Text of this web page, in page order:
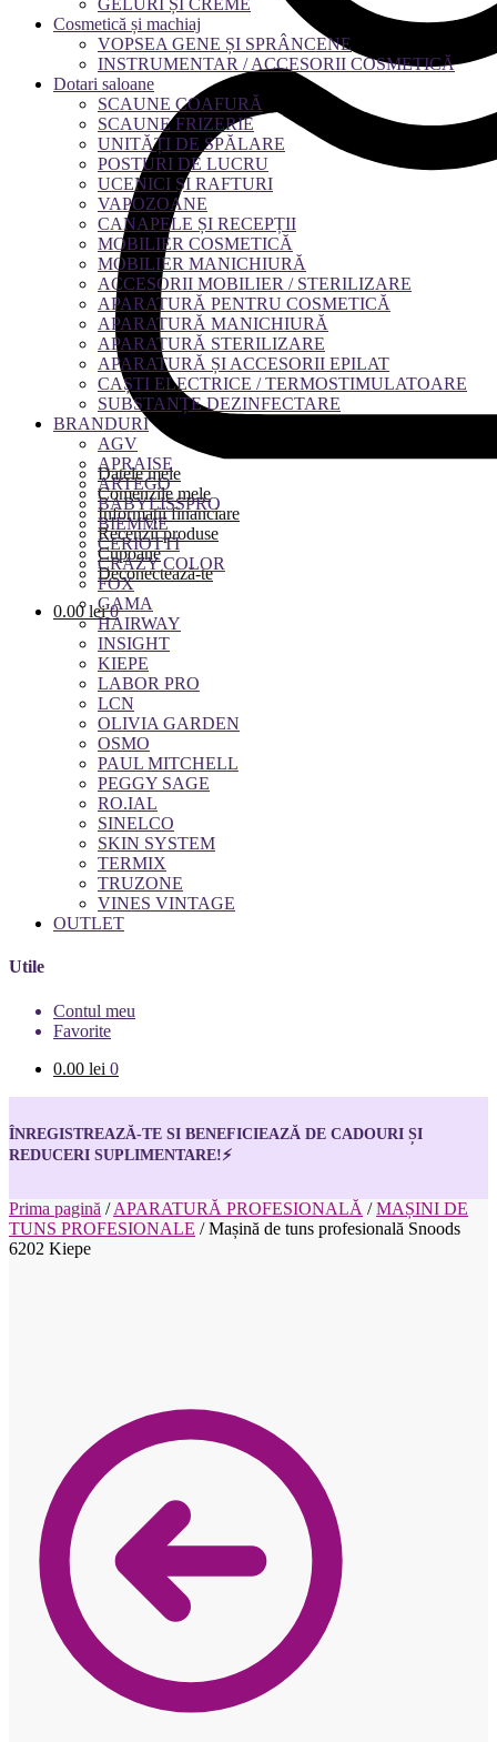
Datele mele
Comenzile mele
Informații financiare
Recenzii produse
Cupoane
Deconectează-te
0.00lei 0
GELURI ȘI CREME
Cosmetică și machiaj
VOPSEA GENE ȘI SPRÂNCENE
INSTRUMENTAR / ACCESORII COSMETICĂ
Dotari saloane
SCAUNE COAFURĂ
SCAUNE FRIZERIE
UNITĂȚI DE SPĂLARE
POSTURI DE LUCRU
UCENICI ȘI RAFTURI
VAPOZOANE
CANAPELE ȘI RECEPȚII
MOBILIER COSMETICĂ
MOBILIER MANICHIURĂ
ACCESORII MOBILIER / STERILIZARE
APARATURĂ PENTRU COSMETICĂ
APARATURĂ MANICHIURĂ
APARATURĂ STERILIZARE
APARATURĂ ȘI ACCESORII EPILAT
CAȘTI ELECTRICE / TERMOSTIMULATOARE
SUBSTANȚE DEZINFECTARE
BRANDURI
AGV
APRAISE
ARTEGO
BABYLISSPRO
BIEMME
CERIOTTI
CRAZY COLOR
FOX
GAMA
HAIRWAY
INSIGHT
KIEPE
LABOR PRO
LCN
OLIVIA GARDEN
OSMO
PAUL MITCHELL
PEGGY SAGE
RO.IAL
SINELCO
SKIN SYSTEM
TERMIX
TRUZONE
VINES VINTAGE
OUTLET
Utile
Contul meu
Favorite
0.00 lei 0
ÎNREGISTREAZĂ-TE SI BENEFICIEAZĂ DE CADOURI ȘI
REDUCERI SUPLIMENTARE!⚡
Prima pagină /APARATURĂ PROFESIONALĂ /MAȘINI DE
TUNS PROFESIONALE /Mașină de tuns profesională Snoods
6202 Kiepe